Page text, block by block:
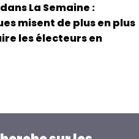
La Semaine :
misent de plus en plus
les électeurs en